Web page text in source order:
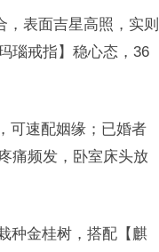
，表面吉星高照，实则
瑙戒指】稳心态，36
可速配姻缘；已婚者
痛频发，卧室床头放
种金桂树，搭配【麒